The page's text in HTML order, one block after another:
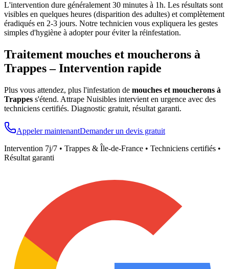
L'intervention dure généralement 30 minutes à 1h. Les résultats sont
visibles en quelques heures (disparition des adultes) et complètement
éradiqués en 2-3 jours. Notre technicien vous expliquera les gestes
simples d'hygiène à adopter pour éviter la réinfestation.
Traitement mouches et moucherons à
Trappes– Intervention rapide
Plus vous attendez, plus l'infestation de mouches et moucherons à
Trappes s'étend. Attrape Nuisibles intervient en urgence avec des
techniciens certifiés. Diagnostic gratuit, résultat garanti.
Appeler maintenantDemander un devis gratuit
Intervention 7j/7 • Trappes & Île-de-France • Techniciens certifiés •
Résultat garanti